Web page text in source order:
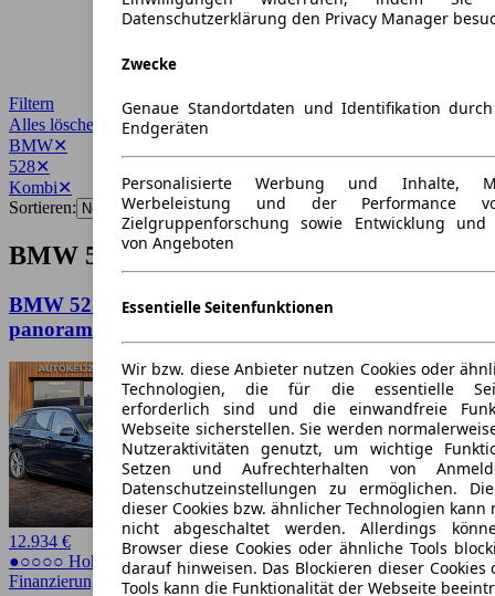
Datenschutzerklärung den Privacy Manager
Zwecke
Genaue Standortdaten und Identifikation
Endgeräten
Personalisierte Werbung und Inhalte,
Werbeleistung und der Performance
Zielgruppenforschung sowie Entwicklung und
von Angeboten
Essentielle Seitenfunktionen
Wir bzw. diese Anbieter nutzen Cookies oder
Technologien, die für die essentielle
erforderlich sind und die einwandfreie
Webseite sicherstellen. Sie werden
Nutzeraktivitäten genutzt, um wichtige
Setzen und Aufrechterhalten von
Datenschutzeinstellungen zu ermöglichen.
dieser Cookies bzw. ähnlicher Technologien kann
nicht abgeschaltet werden. Allerdings
Browser diese Cookies oder ähnliche Tools
darauf hinweisen. Das Blockieren dieser
Tools kann die Funktionalität der Webseite
Filtern
Alles löschen
BMW✕
528✕
Kombi✕
Sortieren:
BMW 528 Kombi Angebote
BMW 528 5-serie Touring 528xi High Executive
panoram
12.934 €
●○○○○ Hoher Preis
Finanzierung möglich